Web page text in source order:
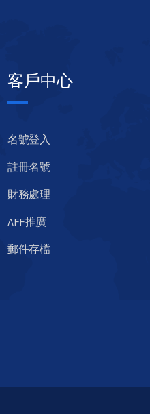
客戶中心
名號登入
註冊名號
財務處理
AFF推廣
郵件存檔